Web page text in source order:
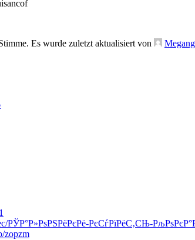
Es wurde zuletzt aktualisiert von
РЎР°Р»РѕРЅРёРєРё-РєСѓРїРёС‚СЊ-
zopzm